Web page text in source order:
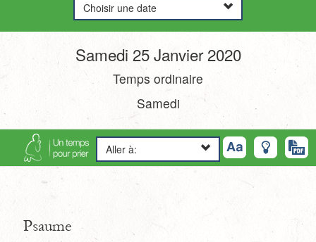
Choisir une date
Samedi 25 Janvier 2020
Temps ordinaire
Samedi
Aller à:
Psaume